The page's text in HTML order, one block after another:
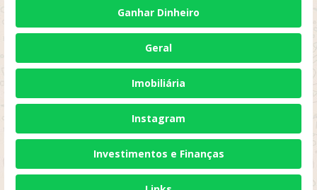
Ganhar Dinheiro
Geral
Imobiliária
Instagram
Investimentos e Finanças